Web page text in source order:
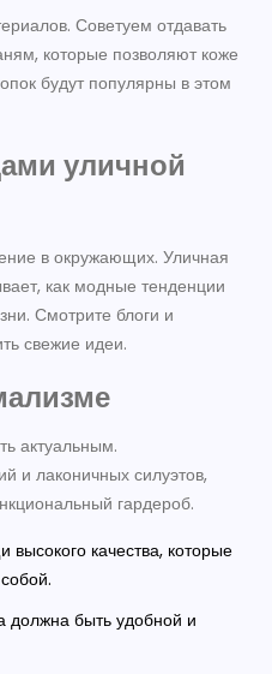
Советуем отдавать
которые позволяют коже
будут популярны в этом
уличной
в окружающих. Уличная
как модные тенденции
Смотрите блоги и
свежие идеи.
актуальным.
и лаконичных силуэтов,
гардероб.
высокого качества, которые
должна быть удобной и